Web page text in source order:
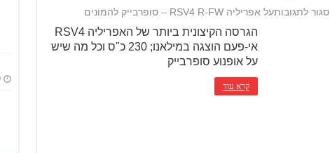
סגור לתגובותעל אפריליה RSV4 R-FW – סופרבייק להמונים
הגרסה הקיצונית ביותר של האפריליה RSV4
אי-פעם הוצגה במילאנו; 230 כ"ס וכל מה שיש
על אופנוע סופרבייק
קרא עוד